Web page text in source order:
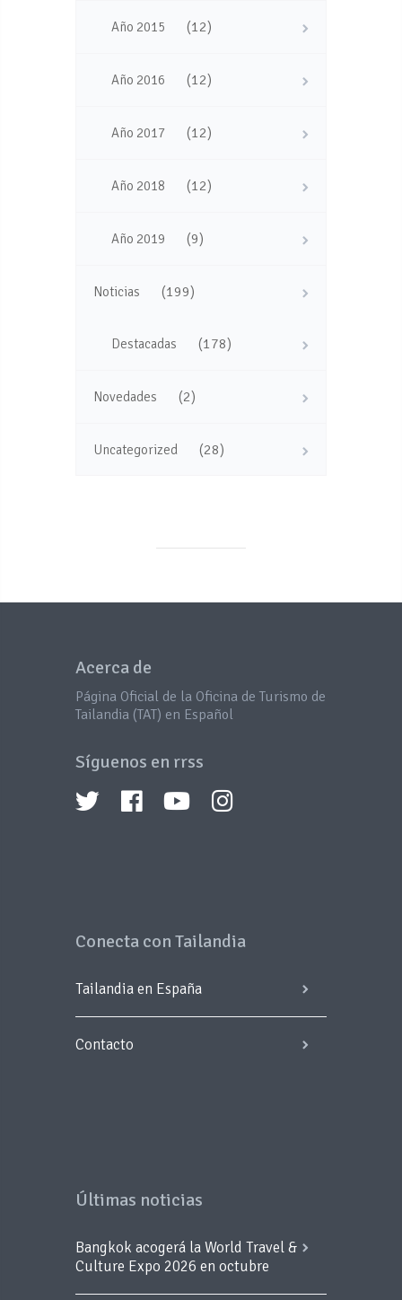
Año 2015 (12)
Año 2016 (12)
Año 2017 (12)
Año 2018 (12)
Año 2019 (9)
Noticias (199)
Destacadas (178)
Novedades (2)
Uncategorized (28)
Acerca de
Página Oficial de la Oficina de Turismo de
Tailandia (TAT) en Español
Síguenos en rrss
Conecta con Tailandia
Tailandia en España
Contacto
Últimas noticias
Bangkok acogerá la World Travel &
Culture Expo 2026 en octubre